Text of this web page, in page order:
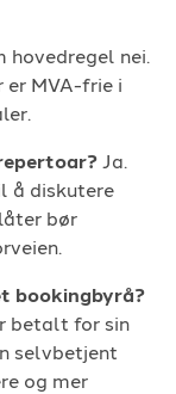
hovedregel nei.
er MVA-frie i
Ja.
å diskutere
bør
bookingbyrå?
betalt for sin
selvbetjent
og mer